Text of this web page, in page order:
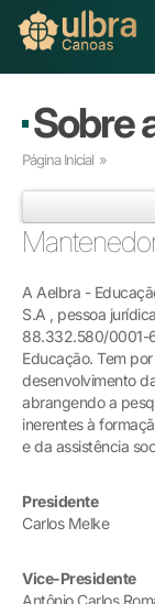
Buscar
Graduação
Educação a
Pós-graduação
Pesquisa
Extensão
Infraestrutura e
Inovação
Sobre
Página Inicial »
A Aelbra -
S.A , pessoa
88.332.580/0001-
Educação. Tem
desenvolvimento
abrangendo a
inerentes à
e da assistência
Presidente
Carlos Melke
Vice-Presidente
Antônio Carlos